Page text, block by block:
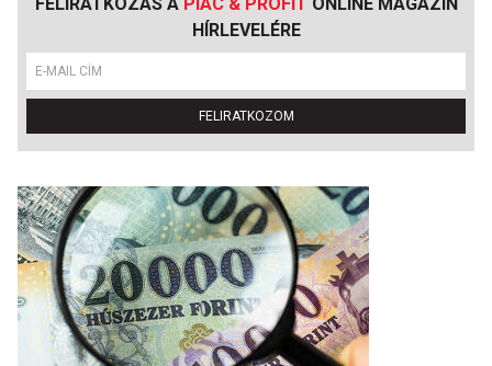
HÍRLEVELÉRE
FELIRATKOZOM